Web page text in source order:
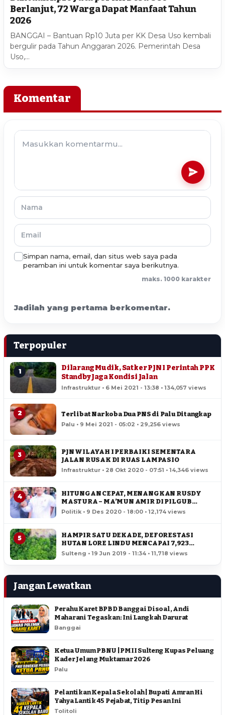
Berlanjut, 72 Warga Dapat Manfaat Tahun
2026
BANGGAI – Bantuan Rp10 Juta per KK Desa Uso kembali
bergulir pada Tahun Anggaran 2026. Pemerintah Desa
Uso,…
Komentar
Simpan nama, email, dan situs web saya pada
peramban ini untuk komentar saya berikutnya.
maks. 1000 karakter
Jadilah yang pertama berkomentar.
Terpopuler
1
Dilarang Mudik, Satker PJN I Perintah PPK
Standby Jaga Kondisi Jalan
Infrastruktur • 6 Mei 2021 - 13:38 • 134,057 views
2 Terlibat Narkoba Dua PNS di Palu Ditangkap
Palu • 9 Mei 2021 - 05:02 • 29,256 views
3
PJN WILAYAH I PERBAIKI SEMENTARA
JALAN RUSAK DI RUAS LAMPASIO
Infrastruktur • 28 Okt 2020 - 07:51 • 14,346 views
4
HITUNGAN CEPAT, MENANGKAN RUSDY
MASTURA – MA’MUN AMIR DI PILGUB
SULTENG
Politik • 9 Des 2020 - 18:00 • 12,174 views
5
HAMPIR SATU DEKADE, DEFORESTASI
HUTAN LORE LINDU MENCAPAI 7,923
HEKTAR
Sulteng • 19 Jun 2019 - 11:34 • 11,718 views
Jangan Lewatkan
Perahu Karet BPBD Banggai Disoal, Andi
Maharani Tegaskan: Ini Langkah Darurat
Banggai
Ketua Umum PBNU | PMII Sulteng Kupas Peluang
Kader Jelang Muktamar 2026
Palu
Pelantikan Kepala Sekolah | Bupati Amran Hi
Yahya Lantik 45 Pejabat, Titip Pesan Ini
Tolitoli